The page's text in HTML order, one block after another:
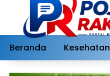
Langsung
konten
Beranda
Kesehatan